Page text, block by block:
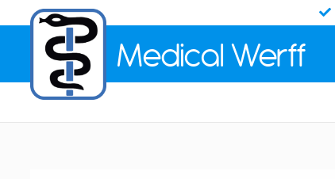
MedicalWerff